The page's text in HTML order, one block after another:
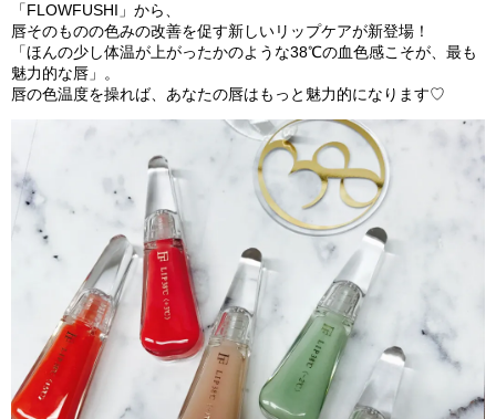
「FLOWFUSHI」から、
唇そのものの色みの改善を促す新しいリップケアが新登場！
「ほんの少し体温が上がったかのような38℃の血色感こそが、最も
魅力的な唇」。
唇の色温度を操れば、あなたの唇はもっと魅力的になります♡